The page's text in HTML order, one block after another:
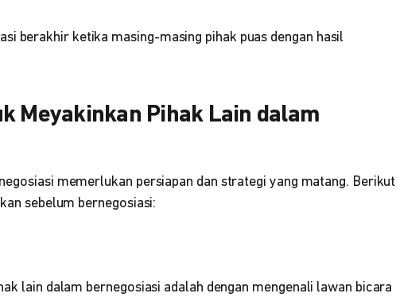
berakhir ketika masing-masing pihak puas dengan hasil
Meyakinkan Pihak Lain dalam
memerlukan persiapan dan strategi yang matang. Berikut
sebelum bernegosiasi:
lain dalam bernegosiasi adalah dengan mengenali lawan bicara